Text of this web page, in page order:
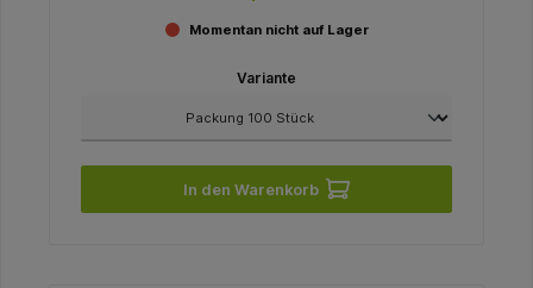
Momentan nicht auf Lager
Variante
In den Warenkorb